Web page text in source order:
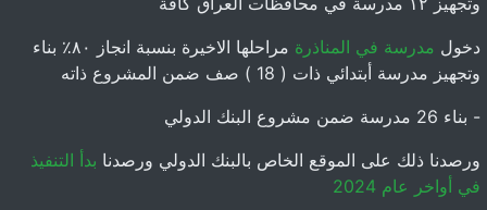
دخول مدرسة في المناذرة
مراحلها الاخيرة بنسبة انجاز ٨٠٪؜ بناء
وتجهيز مدرسة أبتدائي ذات ( 18 ) صف ضمن المشروع ذاته
- بناء 26 مدرسة ضمن مشروع البنك الدولي
ورصدنا ذلك على الموقع الخاص بالبنك الدولي ورصدنا بدأ التنفيذ
في أواخر عام 2024